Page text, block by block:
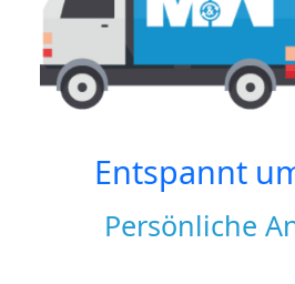
Entspannt
Persönliche